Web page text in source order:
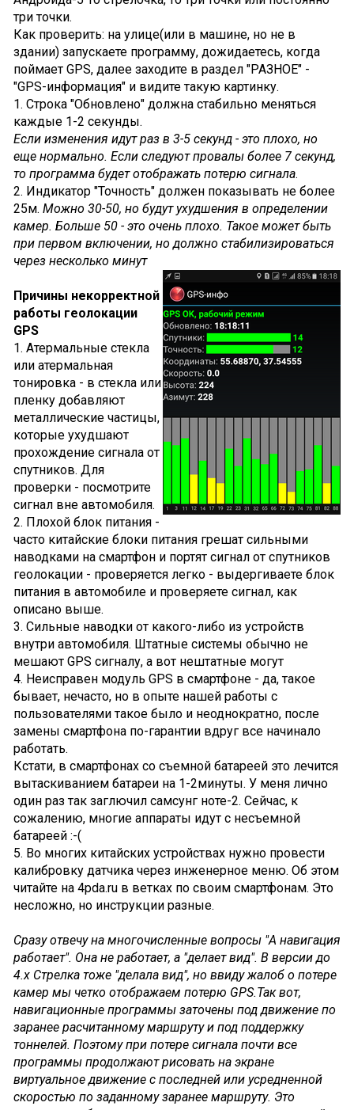
три точки.
Как проверить: на улице(или в машине, но не в
здании) запускаете программу, дожидаетесь, когда
поймает GPS, далее заходите в раздел "РАЗНОЕ" -
"GPS-информация" и видите такую картинку.
1. Строка "Обновлено" должна стабильно меняться
каждые 1-2 секунды.
Если изменения идут раз в 3-5 секунд - это плохо, но
еще нормально. Если следуют провалы более 7 секунд,
то программа будет отображать потерю сигнала.
2. Индикатор "Точность" должен показывать не более
25м. Можно 30-50, но будут ухудшения в определении
камер. Больше 50 - это очень плохо. Такое может быть
при первом включении, но должно стабилизироваться
через несколько минут
Причины некорректной
работы геолокации
GPS
1. Атермальные стекла
или атермальная
тонировка - в стекла или
пленку добавляют
металлические частицы,
которые ухудшают
прохождение сигнала от
спутников. Для
проверки - посмотрите
сигнал вне автомобиля.
2. Плохой блок питания -
часто китайские блоки питания грешат сильными
наводками на смартфон и портят сигнал от спутников
геолокации - проверяется легко - выдергиваете блок
питания в автомобиле и проверяете сигнал, как
описано выше.
3. Сильные наводки от какого-либо из устройств
внутри автомобиля. Штатные системы обычно не
мешают GPS сигналу, а вот нештатные могут
4. Неисправен модуль GPS в смартфоне - да, такое
бывает, нечасто, но в опыте нашей работы с
пользователями такое было и неоднократно, после
замены смартфона по-гарантии вдруг все начинало
работать.
Кстати, в смартфонах со съемной батареей это лечится
вытаскиванием батареи на 1-2минуты. У меня лично
один раз так заглючил самсунг ноте-2. Сейчас, к
сожалению, многие аппараты идут с несъемной
батареей :-(
5. Во многих китайских устройствах нужно провести
калибровку датчика через инженерное меню. Об этом
читайте на 4pda.ru в ветках по своим смартфонам. Это
несложно, но инструкции разные.
Сразу отвечу на многочисленные вопросы "А навигация
работает". Она не работает, а "делает вид". В версии до
4.х Стрелка тоже "делала вид", но ввиду жалоб о потере
камер мы четко отображаем потерю GPS.Так вот,
навигационные программы заточены под движение по
заранее расчитанному маршруту и под поддержку
тоннелей. Поэтому при потере сигнала почти все
программы продолжают рисовать на экране
виртуальное движение с последней или усредненной
скоростью по заданному заранее маршруту. Это